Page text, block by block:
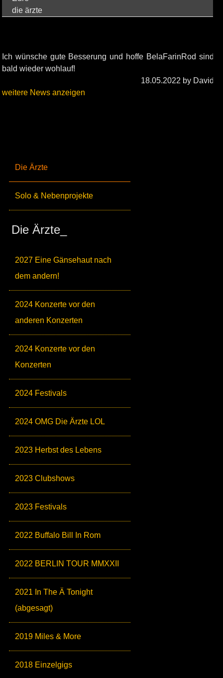
Die Ärzte
Solo & Nebenprojekte
Die Ärzte_
2027 Eine Gänsehaut nach
dem andern!
2024 Konzerte vor den
anderen Konzerten
2024 Konzerte vor den
Konzerten
2024 Festivals
2024 OMG Die Ärzte LOL
2023 Herbst des Lebens
2023 Clubshows
2023 Festivals
2022 Buffalo Bill In Rom
2022 BERLIN TOUR MMXXII
2021 In The Ä Tonight
(abgesagt)
2019 Miles & More
2018 Einzelgigs
die ärzte
Ich wünsche gute Besserung und hoffe BelaFarinRod sind
bald wieder wohlauf!
18.05.2022 by David
weitere News anzeigen